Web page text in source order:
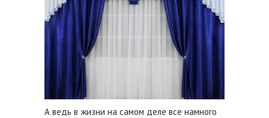
А ведь в жизни на самом деле все намного